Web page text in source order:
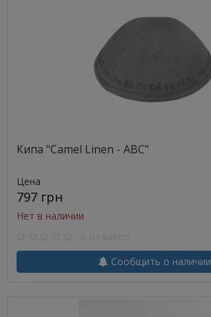
Кипа "Camel Linen - ABC"
Цена
797 грн
Нет в наличии
Сообщить о наличии